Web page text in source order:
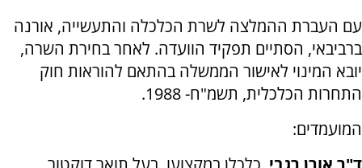
עם העברת ההמלצה לשרת הכלכלה והתעשייה, אורנה
ברביבאי, הסתיים תפקיד הוועדה. לאחר בחירת השרה,
יובא המינוי לאישור הממשלה בהתאם להוראות חוק
התחרות הכלכלית, תשמ"ח- 1988.
המועמדים: